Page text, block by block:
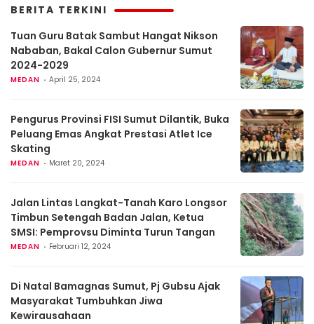
BERITA TERKINI
Tuan Guru Batak Sambut Hangat Nikson
Nababan, Bakal Calon Gubernur Sumut
2024-2029
MEDAN April 25, 2024
Pengurus Provinsi FISI Sumut Dilantik, Buka
Peluang Emas Angkat Prestasi Atlet Ice
Skating
MEDAN Maret 20, 2024
Jalan Lintas Langkat-Tanah Karo Longsor
Timbun Setengah Badan Jalan, Ketua
SMSI: Pemprovsu Diminta Turun Tangan
MEDAN Februari 12, 2024
Di Natal Bamagnas Sumut, Pj Gubsu Ajak
Masyarakat Tumbuhkan Jiwa
Kewirausahaan